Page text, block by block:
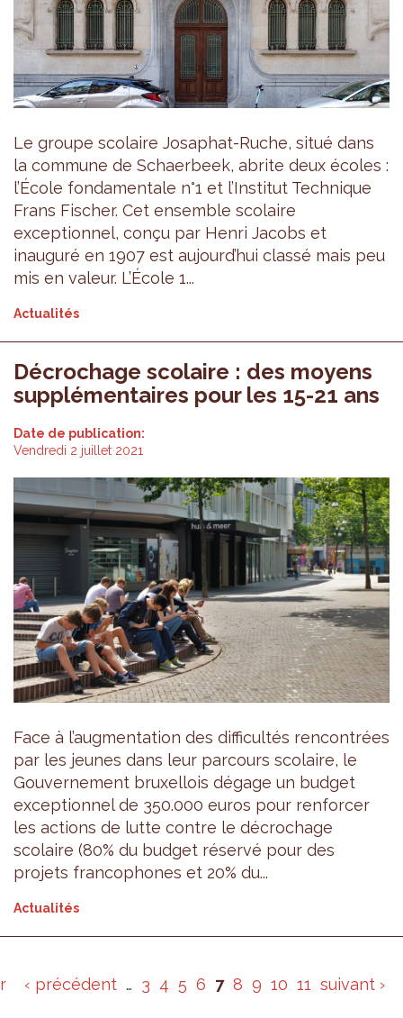
Le groupe scolaire Josaphat-Ruche, situé dans
la commune de Schaerbeek, abrite deux écoles :
l’École fondamentale n°1 et l’Institut Technique
Frans Fischer. Cet ensemble scolaire
exceptionnel, conçu par Henri Jacobs et
inauguré en 1907 est aujourd’hui classé mais peu
mis en valeur. L’École 1...
Actualités
Décrochage scolaire : des moyens
supplémentaires pour les 15-21 ans
Date de publication:
Vendredi 2 juillet 2021
Face à l’augmentation des difficultés rencontrées
par les jeunes dans leur parcours scolaire, le
Gouvernement bruxellois dégage un budget
exceptionnel de 350.000 euros pour renforcer
les actions de lutte contre le décrochage
scolaire (80% du budget réservé pour des
projets francophones et 20% du...
Actualités
‹ précédent … 3 4 5 6 7 8 9 10 11 suivant ›